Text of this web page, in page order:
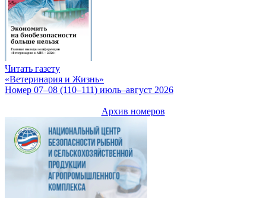
Читать газету
«Ветеринария и Жизнь»
Номер 07–08 (110–111) июль–август 2026
Архив номеров